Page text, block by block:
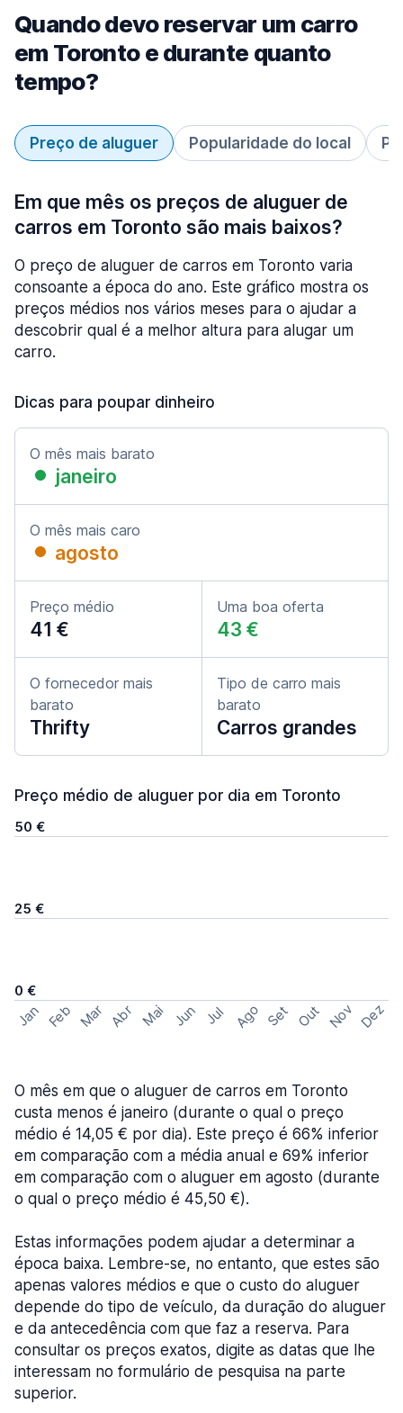
Quando devo reservar um carro
em Toronto e durante quanto
tempo?
Preço de aluguer Popularidade do local
Em que mês os preços de aluguer de
carros em Toronto são mais baixos?
O preço de aluguer de carros em Toronto varia
consoante a época do ano. Este gráfico mostra os
preços médios nos vários meses para o ajudar a
descobrir qual é a melhor altura para alugar um
carro.
Dicas para poupar dinheiro
O mês mais barato
janeiro
O mês mais caro
agosto
Preço médio
41 €
Uma boa oferta
43 €
O fornecedor mais
barato
Thrifty
Tipo de carro mais
barato
Carros grandes
Preço médio de aluguer por dia em Toronto
50 €
25 €
0 €
Jan Feb Mar Abr Mai Jun Jul Ago Set Out Nov Dez
O mês em que o aluguer de carros em Toronto
custa menos é janeiro (durante o qual o preço
médio é 14,05 € por dia). Este preço é 66% inferior
em comparação com a média anual e 69% inferior
em comparação com o aluguer em agosto (durante
o qual o preço médio é 45,50 €).
Estas informações podem ajudar a determinar a
época baixa. Lembre-se, no entanto, que estes são
apenas valores médios e que o custo do aluguer
depende do tipo de veículo, da duração do aluguer
e da antecedência com que faz a reserva. Para
consultar os preços exatos, digite as datas que lhe
interessam no formulário de pesquisa na parte
superior.